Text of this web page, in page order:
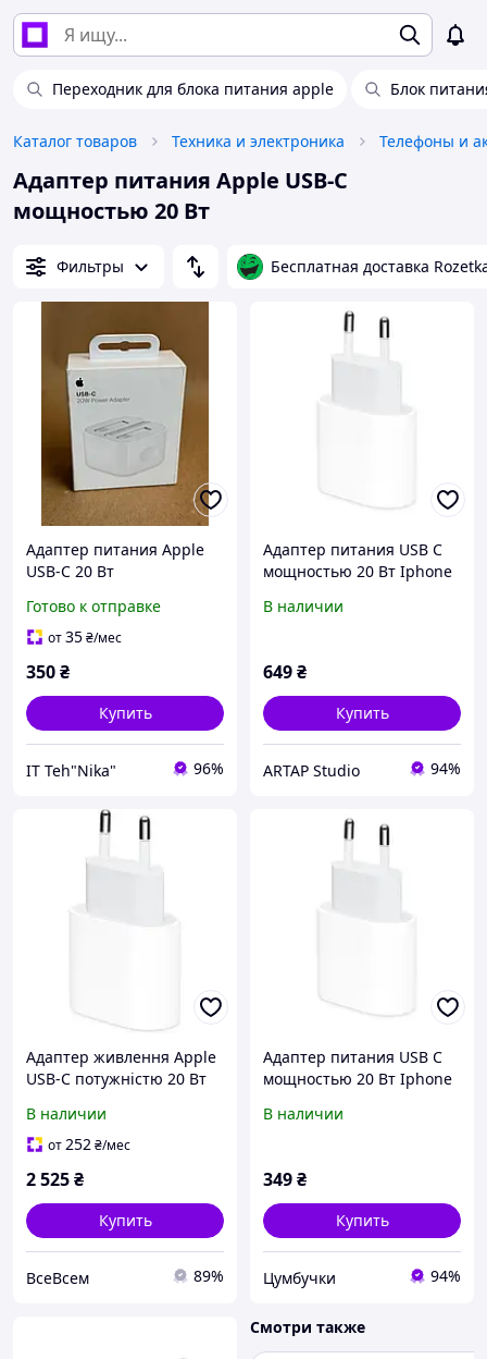
Переходник для блока питания apple Блок
Каталог товаров Техника и электроника Телефоны и
Адаптер питания Apple USB-C
мощностью 20 Вт
Фильтры Бесплатная доставка
Адаптер питания Apple
USB-C 20 Вт
Готово к отправке
от35₴/мес
350₴
Купить
IT Teh"Nika" 96%
Адаптер питания USB C
мощностью 20 Вт Iphone
В наличии
649₴
Купить
ARTAP Studio 94%
Адаптер живлення Apple
USB-C потужністю 20 Вт
В наличии
от252₴/мес
2 525₴
Купить
ВсеВсем 89%
Адаптер питания USB C
мощностью 20 Вт Iphone
В наличии
349₴
Купить
Цумбучки 94%
Смотри также